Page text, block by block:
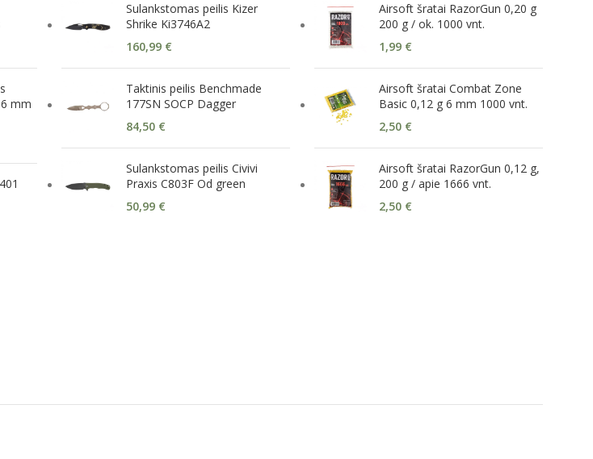
mm
Sulankstomas peilis Kizer
Shrike Ki3746A2
160,99 €
Taktinis peilis Benchmade
177SN SOCP Dagger
84,50 €
Sulankstomas peilis Civivi
Praxis C803F Od green
50,99 €
Airsoft šratai RazorGun 0,20 g
200 g / ok. 1000 vnt.
1,99 €
Airsoft šratai Combat Zone
Basic 0,12 g 6 mm 1000 vnt.
2,50 €
Airsoft šratai RazorGun 0,12 g,
200 g / apie 1666 vnt.
2,50 €